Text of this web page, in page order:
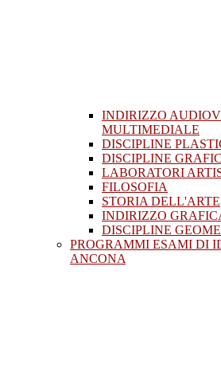
INDIRIZZO
MULTIMEDIALE
DISCIPLINE
DISCIPLINE
LABORATORI
FILOSOFIA
STORIA DELL'ARTE
INDIRIZZO
DISCIPLINE
PROGRAMMI ESAMI DI
ANCONA